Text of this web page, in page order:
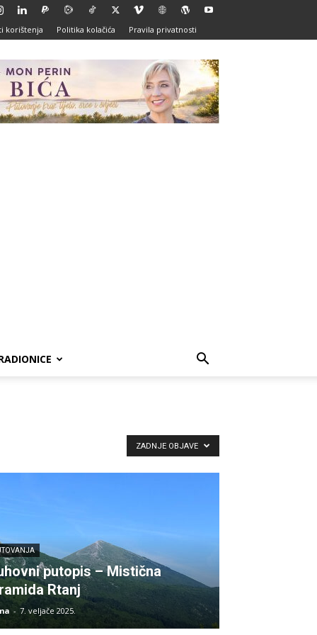
korištenja Politika kolačića Pravila privatnosti
ZADNJE OBJAVE
putopis – Mistična
Rtanj
- 7. veljače 2025.
PUTOVANJA
Energije Rtnja